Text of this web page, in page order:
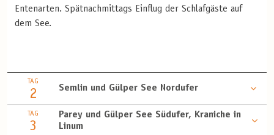
Entenarten. Spätnachmittags Einflug der Schlafgäste auf
dem See.
TAG
2 Semlin und Gülper See Nordufer
TAG
3
Parey und Gülper See Südufer, Kraniche in
Linum